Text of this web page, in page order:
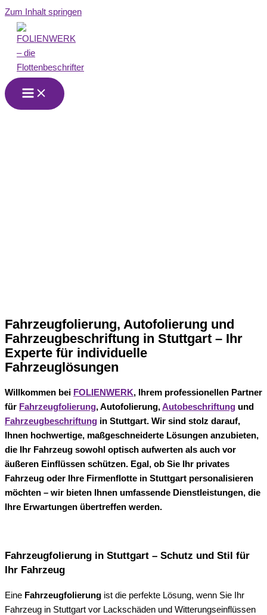
Zum Inhalt springen
Fahrzeugfolierung, Autofolierung und
Fahrzeugbeschriftung in Stuttgart – Ihr
Experte für individuelle
Fahrzeuglösungen
Willkommen bei FOLIENWERK, Ihrem professionellen Partner
für Fahrzeugfolierung, Autofolierung,Autobeschriftung und
Fahrzeugbeschriftung in Stuttgart. Wir sind stolz darauf,
Ihnen hochwertige, maßgeschneiderte Lösungen anzubieten,
die Ihr Fahrzeug sowohl optisch aufwerten als auch vor
äußeren Einflüssen schützen. Egal, ob Sie Ihr privates
Fahrzeug oder Ihre Firmenflotte in Stuttgart personalisieren
möchten – wir bieten Ihnen umfassende Dienstleistungen, die
Ihre Erwartungen übertreffen werden.
Fahrzeugfolierung in Stuttgart – Schutz und Stil für
Ihr Fahrzeug
Eine Fahrzeugfolierung ist die perfekte Lösung, wenn Sie Ihr
Fahrzeug in Stuttgart vor Lackschäden und Witterungseinflüssen